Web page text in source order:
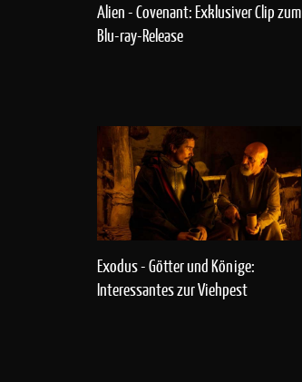
Alien - Covenant: Exklusiver Clip zum
Blu-ray-Release
Exodus - Götter und Könige:
Interessantes zur Viehpest